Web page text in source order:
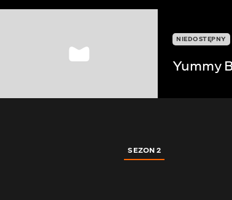
NIEDOSTĘPNY
Yummy
SEZON 2